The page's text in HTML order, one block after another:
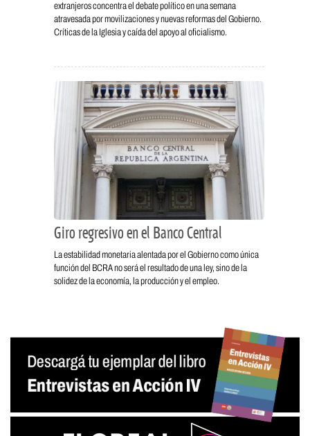
extranjeros concentra el debate político en una semana
atravesada por movilizaciones y nuevas reformas del Gobierno.
Críticas de la Iglesia y caída del apoyo al oficialismo.
Giro regresivo en el Banco Central
La estabilidad monetaria alentada por el Gobierno como única
función del BCRA no será el resultado de una ley, sino de la
solidez de la economía, la producción y el empleo.